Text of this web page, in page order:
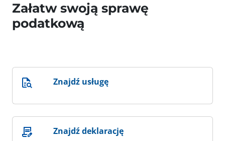
Załatw swoją sprawę
podatkową
Znajdź usługę
Znajdź deklarację